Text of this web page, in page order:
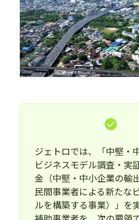
ジェトロでは、「中堅・
ビジネスモデル調査・実
金（中堅・中小企業の輸
民間事業者による新たな
ルを構築する事業）」を